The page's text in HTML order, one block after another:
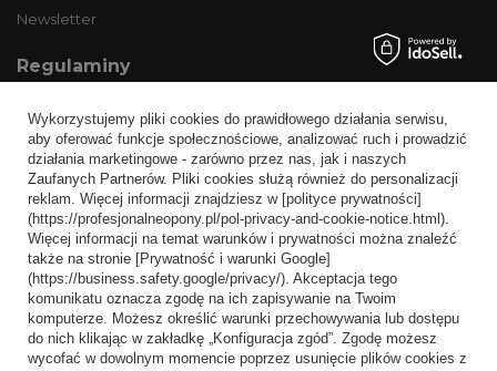
Newsletter
Regulaminy
Wysyłka
Sposoby płatności i prowizje
Regulamin
Polityka prywatności
Odstąpienie od umowy
Popularne kategorie
Opony bezdętkowe
Wykorzystujemy pliki cookies do prawidłowego działania serwisu,
aby oferować funkcje społecznościowe, analizować ruch i prowadzić
działania marketingowe - zarówno przez nas, jak i naszych
Zaufanych Partnerów. Pliki cookies służą również do personalizacji
reklam. Więcej informacji znajdziesz w [polityce prywatności]
(https://profesjonalneopony.pl/pol-privacy-and-cookie-notice.html).
Więcej informacji na temat warunków i prywatności można znaleźć
także na stronie [Prywatność i warunki Google]
(https://business.safety.google/privacy/). Akceptacja tego
komunikatu oznacza zgodę na ich zapisywanie na Twoim
komputerze. Możesz określić warunki przechowywania lub dostępu
do nich klikając w zakładkę „Konfiguracja zgód”. Zgodę możesz
wycofać w dowolnym momencie poprzez usunięcie plików cookies z